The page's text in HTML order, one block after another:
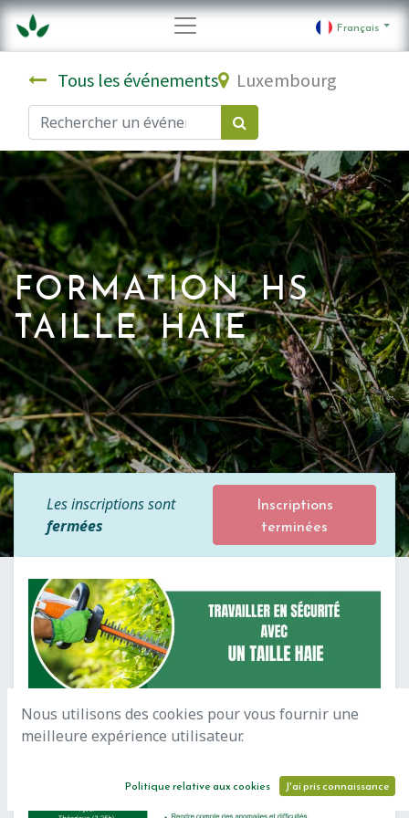
Français
Tous les événements Luxembourg
FORMATION HS
TAILLE HAIE
Les inscriptions sont
fermées
Inscriptions
terminées
Nous utilisons des cookies pour vous fournir une
meilleure expérience utilisateur.
Politique relative aux cookies J'ai pris connaissance